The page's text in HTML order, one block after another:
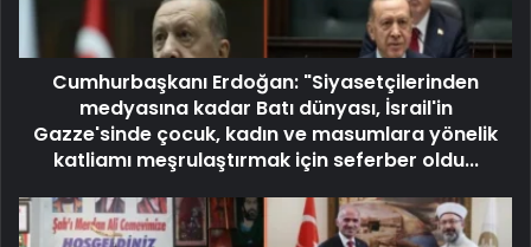
Cumhurbaşkanı Erdoğan: "Siyasetçilerinden
medyasına kadar Batı dünyası, İsrail'in
Gazze'sinde çocuk, kadın ve masumlara yönelik
katliamı meşrulaştırmak için seferber oldu...